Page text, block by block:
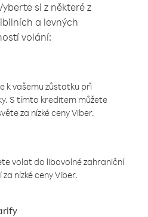
si z některé z
a levných
volání:
k vašemu zůstatku při
S tímto kreditem můžete
za nízké ceny Viber.
volat do libovolné zahraniční
nízké ceny Viber.